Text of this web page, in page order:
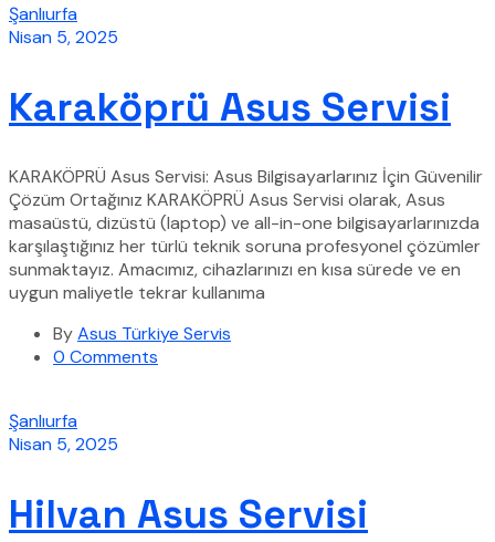
Şanlıurfa
Nisan 5, 2025
Karaköprü Asus Servisi
KARAKÖPRÜ Asus Servisi: Asus Bilgisayarlarınız İçin Güvenilir
Çözüm Ortağınız KARAKÖPRÜ Asus Servisi olarak, Asus
masaüstü, dizüstü (laptop) ve all-in-one bilgisayarlarınızda
karşılaştığınız her türlü teknik soruna profesyonel çözümler
sunmaktayız. Amacımız, cihazlarınızı en kısa sürede ve en
uygun maliyetle tekrar kullanıma
ByAsus Türkiye Servis
0 Comments
Şanlıurfa
Nisan 5, 2025
Hilvan Asus Servisi